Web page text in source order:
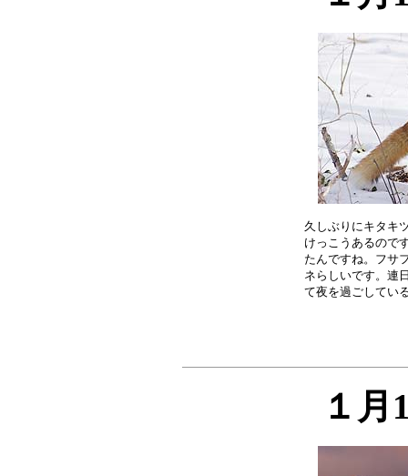
久しぶりにキタキ
けっこうあるので
たんですね。フサ
ネらしいです。連
１月